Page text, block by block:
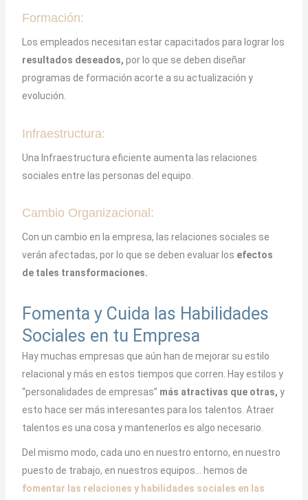
Formación:
Los empleados necesitan estar capacitados para lograr los
resultados deseados, por lo que se deben diseñar
programas de formación acorte a su actualización y
evolución.
Infraestructura:
Una Infraestructura eficiente aumenta las relaciones
sociales entre las personas del equipo.
Cambio Organizacional:
Con un cambio en la empresa, las relaciones sociales se
verán afectadas, por lo que se deben evaluar los efectos
de tales transformaciones.
Fomenta y Cuida las Habilidades
Sociales en tu Empresa
Hay muchas empresas que aún han de mejorar su estilo
relacional y más en estos tiempos que corren. Hay estilos y
“personalidades de empresas” más atractivas que otras, y
esto hace ser más interesantes para los talentos. Atraer
talentos es una cosa y mantenerlos es algo necesario.
Del mismo modo, cada uno en nuestro entorno, en nuestro
puesto de trabajo, en nuestros equipos… hemos de
fomentar las relaciones y habilidades sociales en las